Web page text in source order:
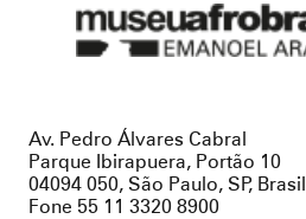
Museu
Av. Pedro Álvares Cabral
Parque Ibirapuera, Portão 10
04094 050, São Paulo, SP, Brasil
Fone 55 11 3320 8900